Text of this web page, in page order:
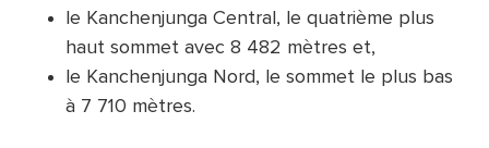
le Kanchenjunga Central, le quatrième plus
haut sommet avec 8 482 mètres et,
le Kanchenjunga Nord, le sommet le plus bas
à 7 710 mètres.